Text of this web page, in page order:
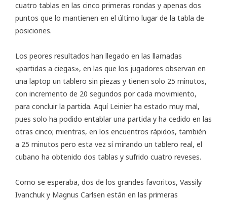
cuatro tablas en las cinco primeras rondas y apenas dos
puntos que lo mantienen en el último lugar de la tabla de
posiciones.
Los peores resultados han llegado en las llamadas
«partidas a ciegas», en las que los jugadores observan en
una laptop un tablero sin piezas y tienen solo 25 minutos,
con incremento de 20 segundos por cada movimiento,
para concluir la partida. Aquí Leinier ha estado muy mal,
pues solo ha podido entablar una partida y ha cedido en las
otras cinco; mientras, en los encuentros rápidos, también
a 25 minutos pero esta vez sí mirando un tablero real, el
cubano ha obtenido dos tablas y sufrido cuatro reveses.
Como se esperaba, dos de los grandes favoritos, Vassily
Ivanchuk y Magnus Carlsen están en las primeras